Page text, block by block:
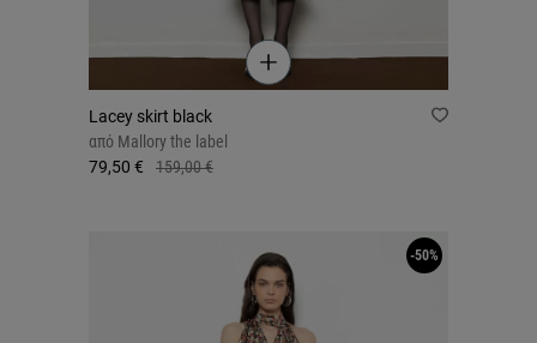
Lacey skirt black
από Mallory the label
79,50 €
159,00 €
-50%